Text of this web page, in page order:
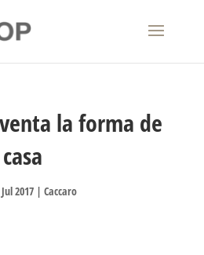
la forma de
2017| Caccaro